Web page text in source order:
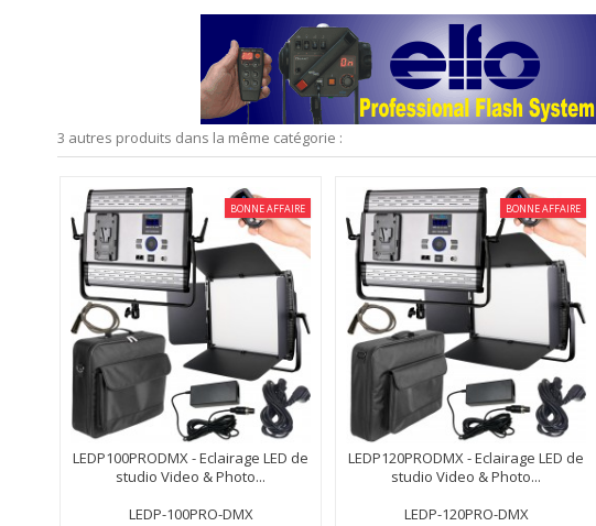
3 autres produits dans la même catégorie :
BONNE AFFAIRE
LEDP100PRODMX - Eclairage LED de
studio Video & Photo...
LEDP-100PRO-DMX
BONNE AFFAIRE
LEDP120PRODMX - Eclairage LED de
studio Video & Photo...
LEDP-120PRO-DMX